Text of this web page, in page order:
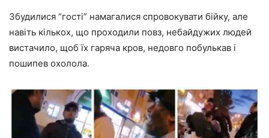
Збудилися “гості” намагалися спровокувати бійку, але
навіть кількох, що проходили повз, небайдужих людей
вистачило, щоб їх гаряча кров, недовго побулькав і
пошипев охолола.